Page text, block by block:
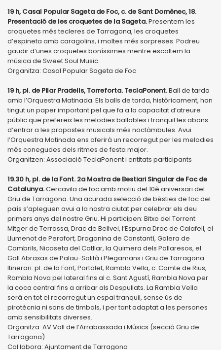
19 h, Casal Popular Sageta de Foc, c. de Sant Domènec, 18.
Presentació de les croquetes de la Sageta.Presentem les
croquetes més tecleres de Tarragona, les croquetes
d’espineta amb caragolins, i moltes més sorpreses. Podreu
gaudir d’unes croquetes boníssimes mentre escoltem la
música de Sweet Soul Music.
Organitza: Casal Popular Sageta de Foc
19 h, pl. de Pilar Pradells, Torreforta. TeclaPonent.Ball de tarda
amb l’Orquestra Matinada. Els balls de tarda, històricament, han
tingut un paper important pel que fa a la capacitat d’atreure
públic que prefereix les melodies ballables i tranquil·les abans
d’entrar a les propostes musicals més noctàmbules. Avui
l’Orquestra Matinada ens oferirà un recorregut per les melodies
més conegudes dels ritmes de festa major.
Organitzen: Associació TeclaPonent i entitats participants
19.30 h, pl. de la Font. 2a Mostra de Bestiari Singular de Foc de
Catalunya.Cercavila de foc amb motiu del 10è aniversari del
Griu de Tarragona. Una acurada selecció de bèsties de foc del
país s’apleguen avui a la nostra ciutat per celebrar els deu
primers anys del nostre Griu. Hi participen: Bitxo del Torrent
Mitger de Terrassa, Drac de Bellvei, l’Espurna Drac de Calafell, el
Llumenot de Perafort, Dragonina de Constantí, Galera de
Cambrils, Nicaseta del Catllar, la Quimera dels Pallaresos, el
Gall Abraxas de Palau-Solità i Plegamans i Griu de Tarragona.
Itinerari: pl. de la Font, Portalet, Rambla Vella, c. Comte de Rius,
Rambla Nova pel lateral fins al c. Sant Agustí, Rambla Nova per
la coca central fins a arribar als Despullats. La Rambla Vella
serà en tot el recorregut un espai tranquil, sense ús de
pirotècnia ni sons de timbals, i per tant adaptat a les persones
amb sensibilitats diverses.
Organitza: AV Vall de l’Arrabassada i Músics (secció Griu de
Tarragona)
Col·labora: Ajuntament de Tarragona